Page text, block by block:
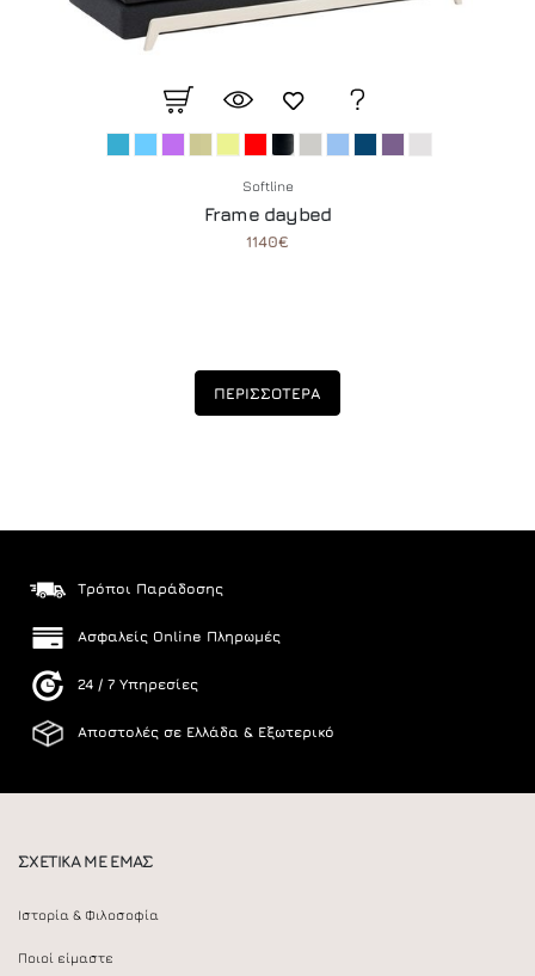
Softline
Frame daybed
1140€
ΠΕΡΙΣΣΟΤΕΡΑ
Τρόποι Παράδοσης
Ασφαλείς Online Πληρωμές
24 / 7 Υπηρεσίες
Αποστολές σε Ελλάδα & Εξωτερικό
ΣΧΕΤΙΚΑ ΜΕ ΕΜΑΣ
Ιστορία & Φιλοσοφία
Ποιοί είμαστε